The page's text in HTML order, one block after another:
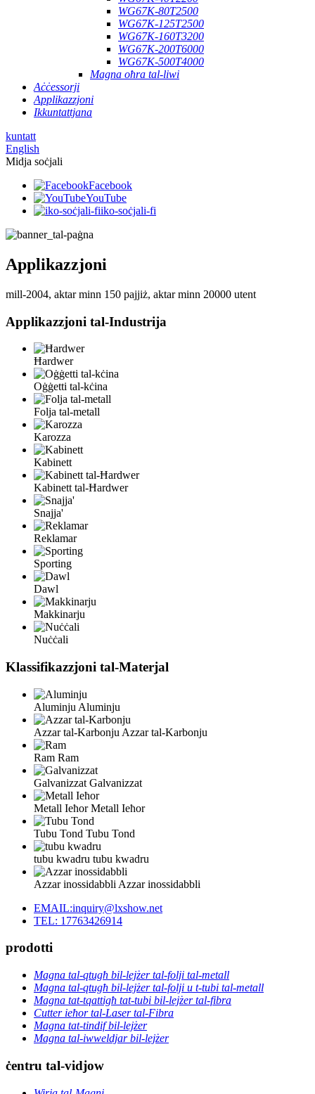
WG67K-80T2500
WG67K-125T2500
WG67K-160T3200
WG67K-200T6000
WG67K-500T4000
Magna oħra tal-liwi
Aċċessorji
Applikazzjoni
Ikkuntattjana
kuntatt
English
Midja soċjali
Facebook
YouTube
iko-soċjali-fi
Applikazzjoni
mill-2004, aktar minn 150 pajjiż, aktar minn 20000 utent
Applikazzjoni tal-Industrija
Ħardwer
Oġġetti tal-kċina
Folja tal-metall
Karozza
Kabinett
Kabinett tal-Ħardwer
Snajja'
Reklamar
Sporting
Dawl
Makkinarju
Nuċċali
Klassifikazzjoni tal-Materjal
Aluminju Aluminju
Azzar tal-Karbonju Azzar tal-Karbonju
Ram Ram
Galvanizzat Galvanizzat
Metall Ieħor Metall Ieħor
Tubu Tond Tubu Tond
tubu kwadru tubu kwadru
Azzar inossidabbli Azzar inossidabbli
EMAIL:inquiry@lxshow.net
TEL: 17763426914
prodotti
Magna tal-qtugħ bil-lejżer tal-folji tal-metall
Magna tal-qtugħ bil-lejżer tal-folji u t-tubi tal-metall
Magna tat-tqattigħ tat-tubi bil-lejżer tal-fibra
Cutter ieħor tal-Laser tal-Fibra
Magna tat-tindif bil-lejżer
Magna tal-iwweldjar bil-lejżer
ċentru tal-vidjow